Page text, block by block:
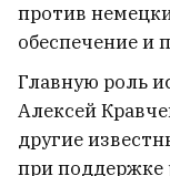
против
обеспечение и
Главную роль
Алексей
другие
при поддержке
Погибла
Садовская,